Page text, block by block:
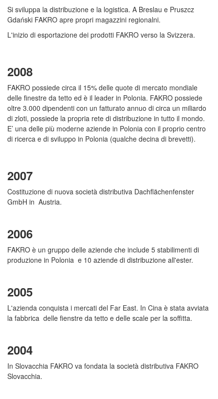
Si sviluppa la distribuzione e la logistica. A Breslau e Pruszcz
Gdański FAKRO apre propri magazzini regionalni.
L'inizio di esportazione dei prodotti FAKRO verso la Svizzera.
2008
FAKRO possiede circa il 15% delle quote di mercato mondiale
delle finestre da tetto ed è il leader in Polonia. FAKRO possiede
oltre 3.000 dipendenti con un fatturato annuo di circa un miliardo
di zloti, possiede la propria rete di distribuzione in tutto il mondo.
E’ una delle più moderne aziende in Polonia con il proprio centro
di ricerca e di sviluppo in Polonia (qualche decina di brevetti).
2007
Costituzione di nuova società distributiva Dachflächenfenster
GmbH in Austria.
2006
FAKRO è un gruppo delle aziende che include 5 stabilimenti di
produzione in Polonia e 10 aziende di distribuzione all'ester.
2005
L'azienda conquista i mercati del Far East. In Cina è stata avviata
la fabbrica delle fienstre da tetto e delle scale per la soffitta.
2004
In Slovacchia FAKRO va fondata la società distributiva FAKRO
Slovacchia.